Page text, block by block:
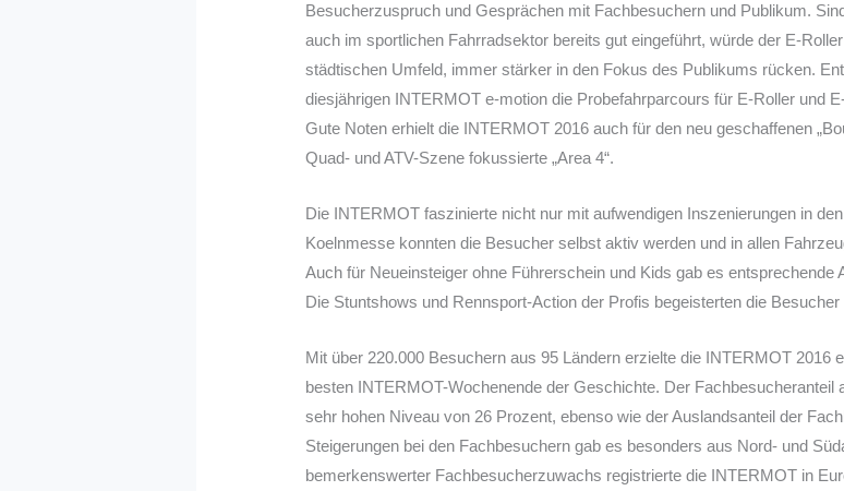
Besucherzuspruch und Gesprächen mit Fachbesuchern und Publikum.
auch im sportlichen Fahrradsektor bereits gut eingeführt, würde der E-
städtischen Umfeld, immer stärker in den Fokus des Publikums rücken.
diesjährigen INTERMOT e-motion die Probefahrparcours für E-Roller und
Gute Noten erhielt die INTERMOT 2016 auch für den neu geschaffenen
Quad- und ATV-Szene fokussierte „Area 4“.
Die INTERMOT faszinierte nicht nur mit aufwendigen Inszenierungen in
Koelnmesse konnten die Besucher selbst aktiv werden und in allen
Auch für Neueinsteiger ohne Führerschein und Kids gab es entsprechende
Die Stuntshows und Rennsport-Action der Profis begeisterten die
Mit über 220.000 Besuchern aus 95 Ländern erzielte die INTERMOT 2016
besten INTERMOT-Wochenende der Geschichte. Der Fachbesucheranteil
sehr hohen Niveau von 26 Prozent, ebenso wie der Auslandsanteil der
Steigerungen bei den Fachbesuchern gab es besonders aus Nord- und
bemerkenswerter Fachbesucherzuwachs registrierte die INTERMOT in